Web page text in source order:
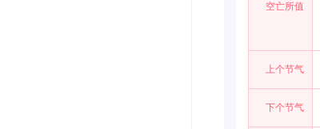
空亡所值
上个节气
下个节气